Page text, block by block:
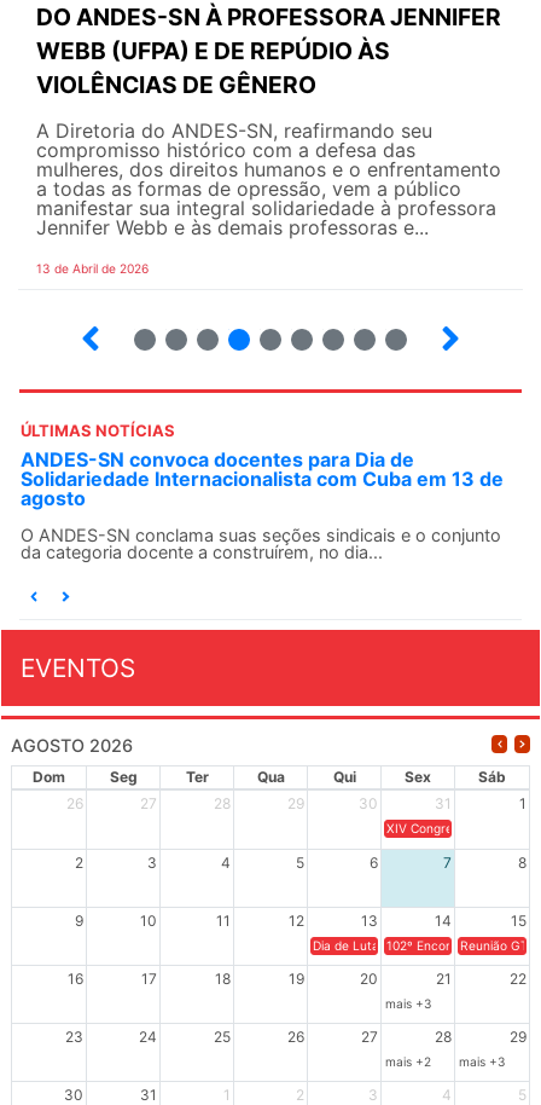
DO ANDES-SN À PROFESSORA JENNIFER
WEBB (UFPA) E DE REPÚDIO ÀS
VIOLÊNCIAS DE GÊNERO
A Diretoria do ANDES-SN, reafirmando seu
compromisso histórico com a defesa das
mulheres, dos direitos humanos e o enfrentamento
a todas as formas de opressão, vem a público
manifestar sua integral solidariedade à professora
Jennifer Webb e às demais professoras e...
13 de Abril de 2026
ÚLTIMAS NOTÍCIAS
ANDES-SN convoca docentes para Dia de
Solidariedade Internacionalista com Cuba em 13 de
agosto
O ANDES-SN conclama suas seções sindicais e o conjunto
da categoria docente a construírem, no dia...
EVENTOS
AGOSTO 2026
Dom Seg Ter Qua Qui Sex
Sáb
26
27 28 29 30 31 1
XIV Congresso Brasileiro
2 3 4 5 6 7 8
9 10 11 12 13 14 15
Dia de Luta em Defesa de Cuba e da
102º Encontro da
Reunião
16 17 18 19 20 21 22
mais +3
23 24 25 26 27 28 29
mais +2 mais +3
30 31 1 2 3 4 5